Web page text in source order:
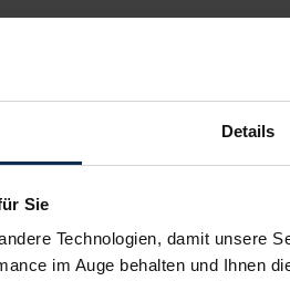
Details
Sie
Technologien, damit unsere
im Auge behalten und Ihnen